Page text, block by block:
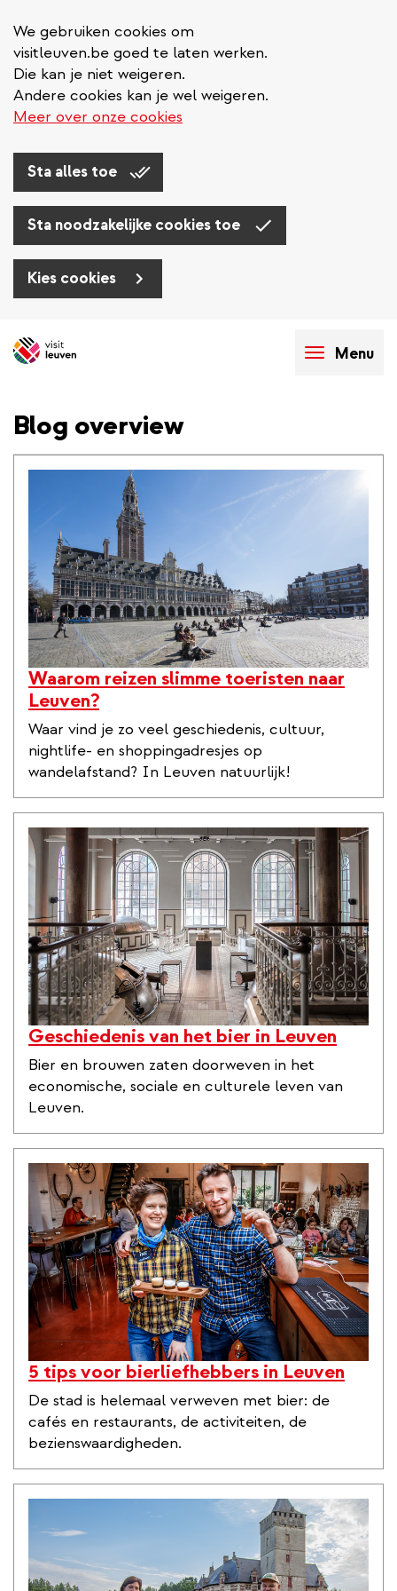
We gebruiken cookies om
visitleuven.be goed te laten werken.
Die kan je niet weigeren.
Andere cookies kan je wel weigeren.
Meer over onze cookies
Sta alles toe
Sta noodzakelijke cookies toe
Kies cookies
en
inhoud
gaan
Menu
Blog overview
Waarom reizen slimme toeristen naar
Leuven?
Waar vind je zo veel geschiedenis, cultuur,
nightlife- en shoppingadresjes op
wandelafstand? In Leuven natuurlijk!
Geschiedenis van het bier in Leuven
Bier en brouwen zaten doorweven in het
economische, sociale en culturele leven van
Leuven.
5 tips voor bierliefhebbers in Leuven
De stad is helemaal verweven met bier: de
cafés en restaurants, de activiteiten, de
bezienswaardigheden.